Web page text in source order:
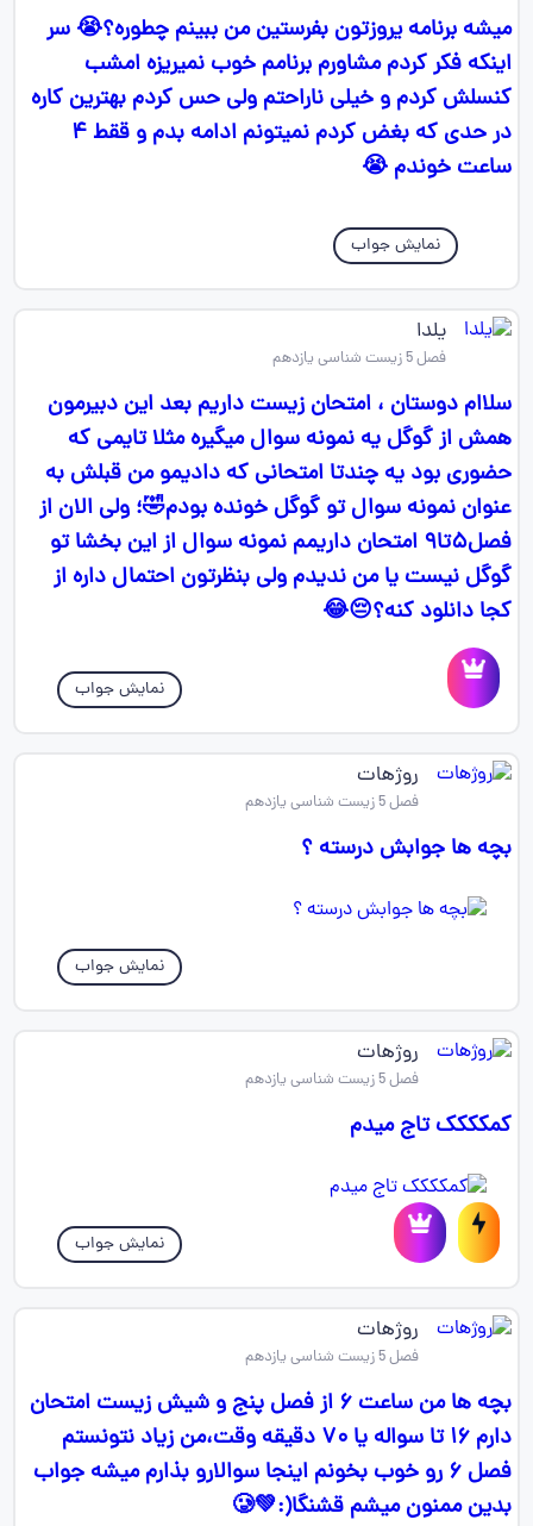
میشه برنامه یروزتون بفرستین من ببینم چطوره؟😭 سر
اینکه فکر کردم مشاورم برنامم خوب نمیریزه امشب
کنسلش کردم و خیلی ناراحتم ولی حس کردم بهترین کاره
در حدی که بغض کردم نمیتونم ادامه بدم و ققط ۴
ساعت خوندم 😭
نمایش جواب
یلدا
فصل 5 زیست شناسی یازدهم
سلاام دوستان ، امتحان زیست داریم بعد این دبیرمون
همش از گوگل یه نمونه سوال میگیره مثلا تایمی که
حضوری بود یه چندتا امتحانی که دادیمو من قبلش به
عنوان نمونه سوال تو گوگل خونده بودم🤣؛ ولی الان از
فصل۵تا۹ امتحان داریمم نمونه سوال از این بخشا تو
گوگل نیست یا من ندیدم ولی بنظرتون احتمال داره از
کجا دانلود کنه؟😔😂
نمایش جواب
روژهات
فصل 5 زیست شناسی یازدهم
بچه ها جوابش درسته ؟
نمایش جواب
روژهات
فصل 5 زیست شناسی یازدهم
کمکککک تاج میدم
نمایش جواب
روژهات
فصل 5 زیست شناسی یازدهم
بچه ها من ساعت ۶ از فصل پنج و شیش زیست امتحان
دارم ۱۶ تا سواله یا ۷۰ دقیقه وقت،من زیاد نتونستم
فصل ۶ رو خوب بخونم اینجا سوالارو بذارم میشه جواب
بدین ممنون میشم قشنگا(:💚🥲